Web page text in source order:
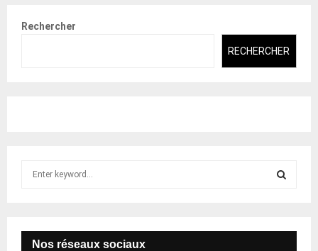
Rechercher
RECHERCHER
E
Nos réseaux sociaux